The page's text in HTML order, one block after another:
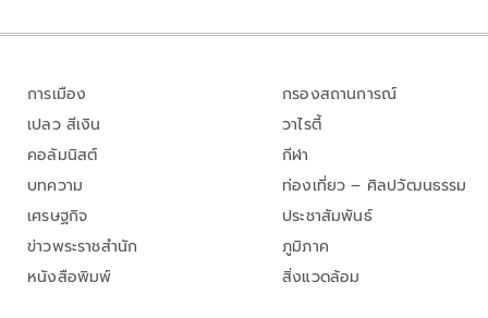
การเมือง
เปลว สีเงิน
คอลัมนิสต์
บทความ
เศรษฐกิจ
ข่าวพระราชสำนัก
หนังสือพิมพ์
กรองสถานการณ์
วาไรตี้
กีฬา
ท่องเที่ยว – ศิลปวัฒนธรรม
ประชาสัมพันธ์
ภูมิภาค
สิ่งแวดล้อม